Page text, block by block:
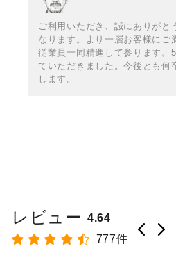
ご利用いただき、誠にありがと
なります。より一層お客様にご
従業員一同精進して参ります。
ていただきました。今後とも何
します。
レビュー 4.64
777件